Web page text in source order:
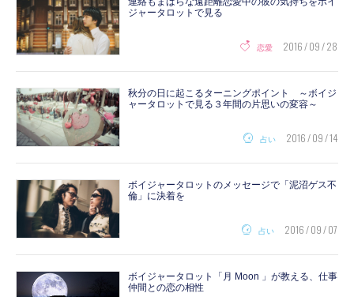
ジャータロットで見る
恋愛 2016 / 09 / 28
秋分の日に起こるターニングポイント ～ボイジ
ャータロットで見る３年間の片思いの変容～
占い 2016 / 09 / 14
ボイジャータロットのメッセージで「泥沼ゲス不
倫」に決着を
占い 2016 / 09 / 07
ボイジャータロット「月 Moon 」が教える、仕事
仲間との恋の相性